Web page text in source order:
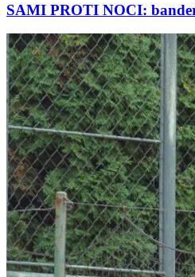
SAMI PROTI NOCI: